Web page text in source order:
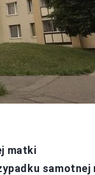
matki
samotnej